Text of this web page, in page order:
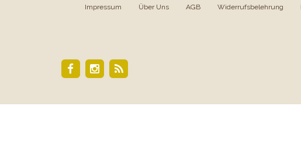
Impressum Über Uns AGB Widerrufsbelehrung